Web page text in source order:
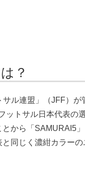
？
ル連盟」（JFF）
ットサル日本代表
から「SAMURAI5
同じく濃紺カラーの